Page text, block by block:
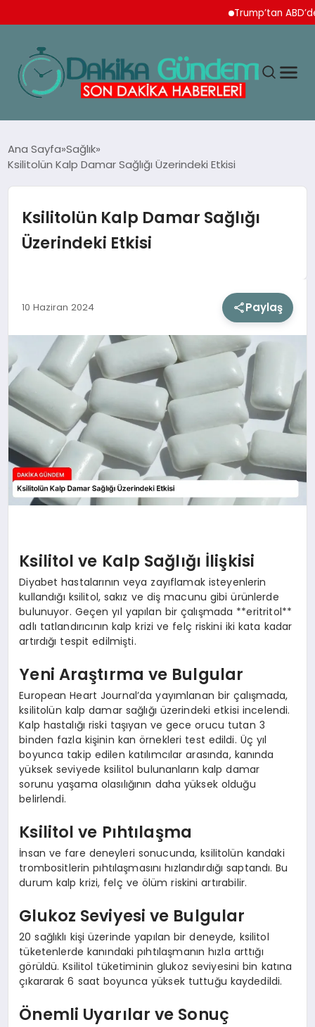
Trump’tan ABD’de
SPOR
EKONOMI
SIYASET
SAĞLIK
DÜNYA
EĞITIM
Ana Sayfa Sağlık
Ksilitolün Kalp Damar Sağlığı Üzerindeki Etkisi
Ksilitolün Kalp Damar Sağlığı
Üzerindeki Etkisi
10 Haziran 2024 Paylaş
Ksilitol ve Kalp Sağlığı İlişkisi
Diyabet hastalarının veya zayıflamak isteyenlerin
kullandığı ksilitol, sakız ve diş macunu gibi ürünlerde
bulunuyor. Geçen yıl yapılan bir çalışmada **eritritol**
adlı tatlandırıcının kalp krizi ve felç riskini iki kata kadar
artırdığı tespit edilmişti.
Yeni Araştırma ve Bulgular
European Heart Journal’da yayımlanan bir çalışmada,
ksilitolün kalp damar sağlığı üzerindeki etkisi incelendi.
Kalp hastalığı riski taşıyan ve gece orucu tutan 3
binden fazla kişinin kan örnekleri test edildi. Üç yıl
boyunca takip edilen katılımcılar arasında, kanında
yüksek seviyede ksilitol bulunanların kalp damar
sorunu yaşama olasılığının daha yüksek olduğu
belirlendi.
Ksilitol ve Pıhtılaşma
İnsan ve fare deneyleri sonucunda, ksilitolün kandaki
trombositlerin pıhtılaşmasını hızlandırdığı saptandı. Bu
durum kalp krizi, felç ve ölüm riskini artırabilir.
Glukoz Seviyesi ve Bulgular
20 sağlıklı kişi üzerinde yapılan bir deneyde, ksilitol
tüketenlerde kanındaki pıhtılaşmanın hızla arttığı
görüldü. Ksilitol tüketiminin glukoz seviyesini bin katına
çıkararak 6 saat boyunca yüksek tuttuğu kaydedildi.
Önemli Uyarılar ve Sonuç